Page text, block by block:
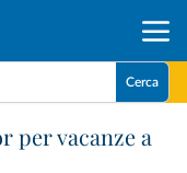
Cerca
per vacanze a